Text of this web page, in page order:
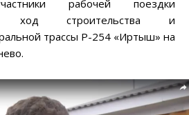
рабочей поездки
ход строительства и
трассы Р-254 «Иртыш» на